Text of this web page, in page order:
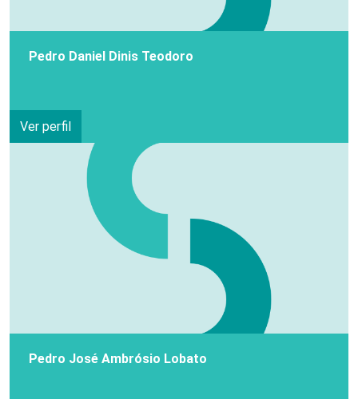
Pedro Daniel Dinis Teodoro
Ver perfil
Pedro José Ambrósio Lobato